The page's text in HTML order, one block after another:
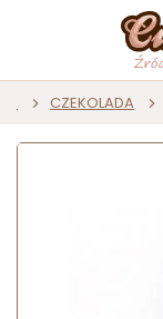
CZEKOLADA